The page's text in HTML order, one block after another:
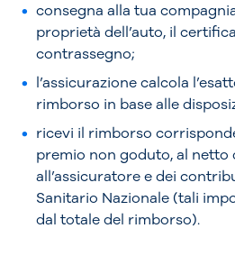
consegna alla tua
proprietà dell’auto, il
contrassegno;
l’assicurazione calcola
rimborso in base alle
ricevi il rimborso
premio non goduto, al netto
all’assicuratore e dei
Sanitario Nazionale (tali
dal totale del rimborso).